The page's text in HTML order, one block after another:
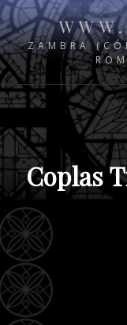
ZAMBRA
Coplas